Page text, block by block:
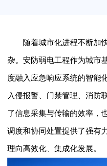
随着城市化进程不断加快
杂。安防弱电工程作为城市
度融入应急响应系统的智能
入侵报警、门禁管理、消防
了信息采集与传输的效率，
调度和协同处置提供了强有
理向高效化、集成化发展。